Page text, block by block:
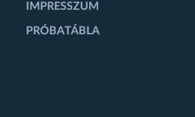
IMPRESSZUM
PRÓBATÁBLA